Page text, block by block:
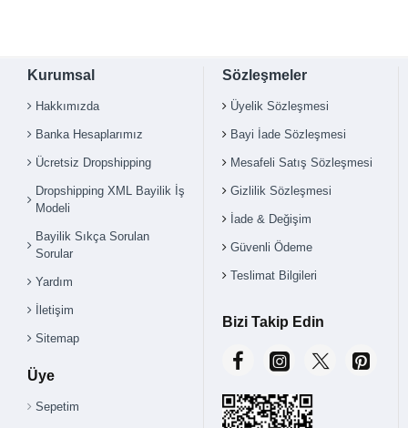
Çok Satılan Ürün
Kurumsal
Hakkımızda
Banka Hesaplarımız
Ücretsiz Dropshipping
Dropshipping XML Bayilik İş
Modeli
Bayilik Sıkça Sorulan
Sorular
Yardım
İletişim
Sitemap
Üye
Sepetim
Sözleşmeler
Üyelik Sözleşmesi
Bayi İade Sözleşmesi
Mesafeli Satış Sözleşmesi
Gizlilik Sözleşmesi
İade & Değişim
Güvenli Ödeme
Teslimat Bilgileri
Bizi Takip Edin